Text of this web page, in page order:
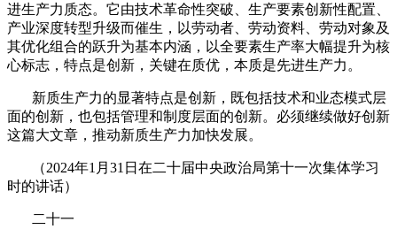
进生产力质态。它由技术革命性突破、生产要素创新性配置、
产业深度转型升级而催生，以劳动者、劳动资料、劳动对象及
其优化组合的跃升为基本内涵，以全要素生产率大幅提升为核
心标志，特点是创新，关键在质优，本质是先进生产力。
新质生产力的显著特点是创新，既包括技术和业态模式层
面的创新，也包括管理和制度层面的创新。必须继续做好创新
这篇大文章，推动新质生产力加快发展。
（2024年1 月 31 日在二十届中央政治局第十一次集体学习
时的讲话）
二十一